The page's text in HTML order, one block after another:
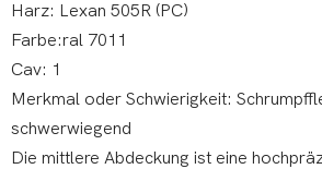
Harz: Lexan 505R (PC)
Farbe:ral 7011
Cav: 1
Merkmal oder Schwierigkeit:
schwerwiegend
Die mittlere Abdeckung ist eine